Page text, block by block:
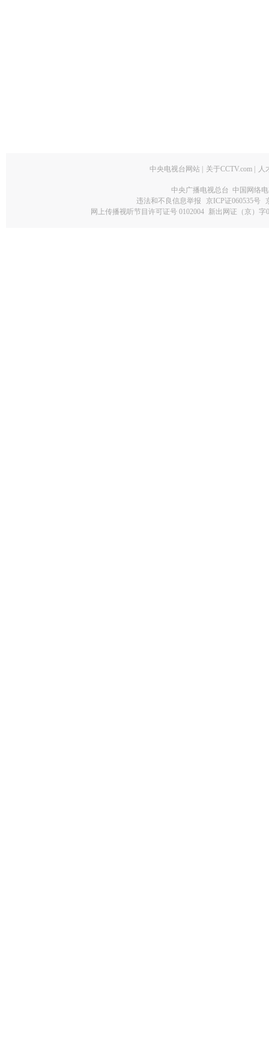
中央电视台网站 关于CCTV.com 人
中央广播电视总台 中国网络
违法和不良信息举报
京ICP证060535号
网上传播视听节目许可证号 0102004 新出网证（京）